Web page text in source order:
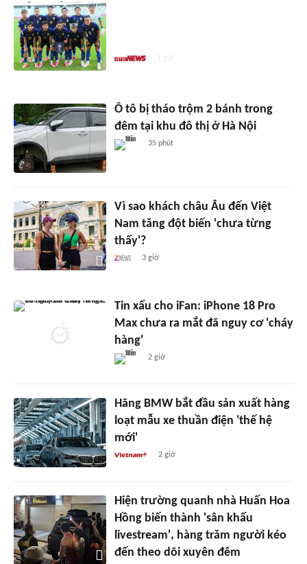
1 giờ
Ô tô bị tháo trộm 2 bánh trong
đêm tại khu đô thị ở Hà Nội
35 phút
Vì sao khách châu Âu đến Việt
Nam tăng đột biến 'chưa từng
thấy'?
3 giờ
Tin xấu cho iFan: iPhone 18 Pro
Max chưa ra mắt đã nguy cơ 'cháy
hàng'
2 giờ
Hãng BMW bắt đầu sản xuất hàng
loạt mẫu xe thuần điện 'thế hệ
mới'
2 giờ
Hiện trường quanh nhà Huấn Hoa
Hồng biến thành 'sân khấu
livestream', hàng trăm người kéo
đến theo dõi xuyên đêm